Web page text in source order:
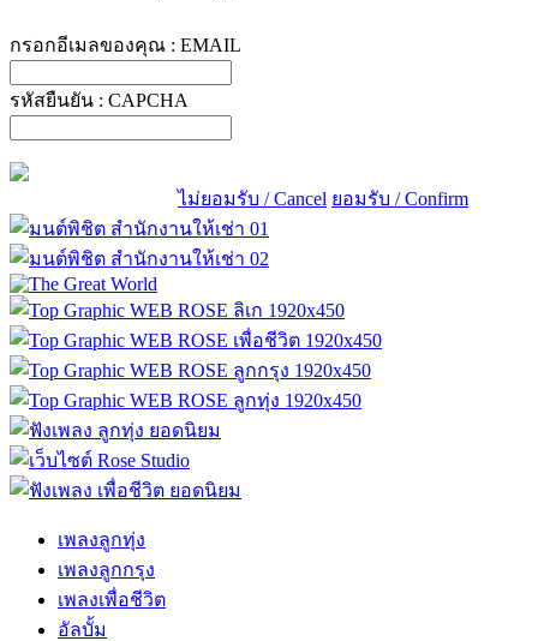
กรอกอีเมลของคุณ : EMAIL
รหัสยืนยัน : CAPCHA
ไม่ยอมรับ / Cancel ยอมรับ / Confirm
เพลงลูกทุ่ง
เพลงลูกกรุง
เพลงเพื่อชีวิต
อัลบั้ม